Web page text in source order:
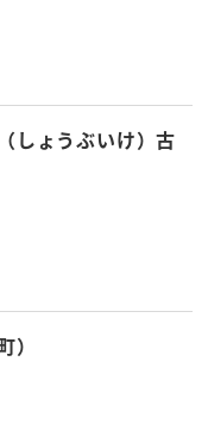
しょうぶいけ）古
）